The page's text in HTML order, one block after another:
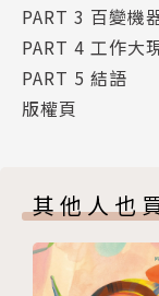
來自臺灣的各個
機器人、飛天鑽
足以扭轉世界的
人的想像。
器人正式對你
本書特色
PART 3 百變機
PART 4 工作大
PART 5 結語
版權頁
其他人也